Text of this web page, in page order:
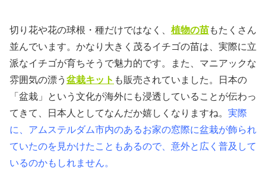
切り花や花の球根・種だけではなく、 植物の苗もたくさん
並んでいます。かなり大きく茂るイチゴの苗は、実際に立
派なイチゴが育ちそうで魅力的です。また、マニアックな
雰囲気の漂う 盆栽キット も販売されていました。日本の
「盆栽」という文化が海外にも浸透していることが伝わっ
てきて、日本人としてなんだか嬉しくなりますね。 実際
に、アムステルダム市内のあるお家の窓際に盆栽が飾られ
ていたのを見かけたこともあるので、意外と広く普及して
いるのかもしれません。